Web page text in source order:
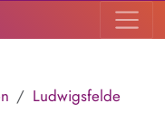
Ludwigsfelde